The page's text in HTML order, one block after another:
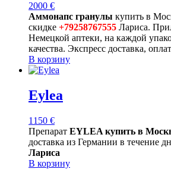
2000 €
Аммонапс гранулы купить в
скидке +79258767555 Лариса.
Немецкой аптеки, на каждой
качества. Экспресс доставка,
В корзину
Eylea
1150 €
Препарат EYLEA купить в
доставка из Германии в течение
Лариса
В корзину